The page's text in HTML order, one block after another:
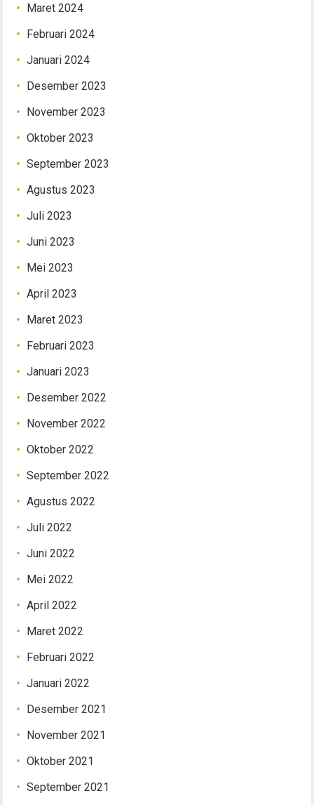
Maret 2024
Februari 2024
Januari 2024
Desember 2023
November 2023
Oktober 2023
September 2023
Agustus 2023
Juli 2023
Juni 2023
Mei 2023
April 2023
Maret 2023
Februari 2023
Januari 2023
Desember 2022
November 2022
Oktober 2022
September 2022
Agustus 2022
Juli 2022
Juni 2022
Mei 2022
April 2022
Maret 2022
Februari 2022
Januari 2022
Desember 2021
November 2021
Oktober 2021
September 2021